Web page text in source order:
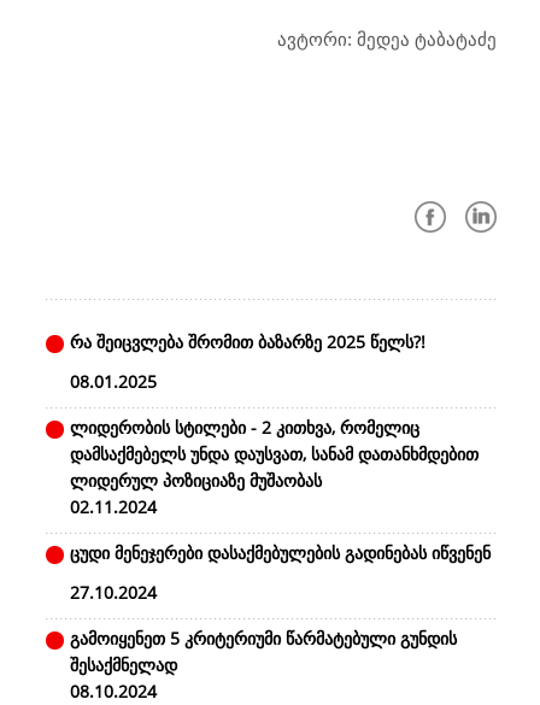
ავტორი: მედეა ტაბატაძე
რა შეიცვლება შრომით ბაზარზე 2025 წელს?!
08.01.2025
ლიდერობის სტილები - 2 კითხვა, რომელიც
დამსაქმებელს უნდა დაუსვათ, სანამ დათანხმდებით
ლიდერულ პოზიციაზე მუშაობას
02.11.2024
ცუდი მენეჯერები დასაქმებულების გადინებას იწვენენ
27.10.2024
გამოიყენეთ 5 კრიტერიუმი წარმატებული გუნდის
შესაქმნელად
08.10.2024